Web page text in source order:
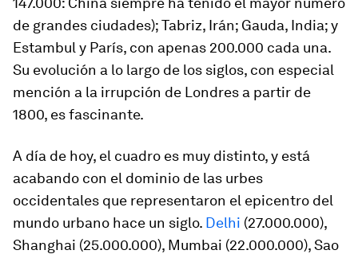
de grandes ciudades); Tabriz, Irán; Gauda, India; y
Estambul y París, con apenas 200.000 cada una.
Su evolución a lo largo de los siglos, con especial
mención a la irrupción de Londres a partir de
1800, es fascinante.
A día de hoy, el cuadro es muy distinto, y está
acabando con el dominio de las urbes
occidentales que representaron el epicentro del
mundo urbano hace un siglo. Delhi (27.000.000),
Shanghai (25.000.000), Mumbai (22.000.000), Sao